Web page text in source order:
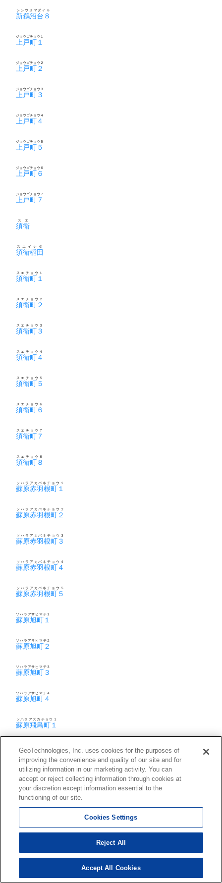
新鵜沼台８
シンウヌマダイ８
上戸町１
ジョウゴチョウ１
上戸町２
ジョウゴチョウ２
上戸町３
ジョウゴチョウ３
上戸町４
ジョウゴチョウ４
上戸町５
ジョウゴチョウ５
上戸町６
ジョウゴチョウ６
上戸町７
ジョウゴチョウ７
須衛
スエ
須衛稲田
スエイナダ
須衛町１
スエチョウ１
須衛町２
スエチョウ２
須衛町３
スエチョウ３
須衛町４
スエチョウ４
須衛町５
スエチョウ５
須衛町６
スエチョウ６
須衛町７
スエチョウ７
須衛町８
スエチョウ８
蘇原赤羽根町１
ソハラアカバネチョウ１
蘇原赤羽根町２
ソハラアカバネチョウ２
蘇原赤羽根町３
ソハラアカバネチョウ３
蘇原赤羽根町４
ソハラアカバネチョウ４
蘇原赤羽根町５
ソハラアカバネチョウ５
蘇原旭町１
ソハラアサヒマチ１
蘇原旭町２
ソハラアサヒマチ２
蘇原旭町３
ソハラアサヒマチ３
蘇原旭町４
ソハラアサヒマチ４
蘇原飛鳥町１
ソハラアズカチョウ１
蘇原飛鳥町２
蘇原飛鳥町３
ソハラアズカチョウ３
蘇原伊吹町１
ソハライブキチョウ１
蘇原伊吹町２
蘇原伊吹町３
ソハラオオシマチョウ１
GeoTechnologies, Inc. uses cookies for the purposes of
improving the convenience and quality of our site and for
utilizing information in our marketing activity. You can
accept or reject collecting information through cookies at
your discretion except information essential to the
functioning of our site.
Cookies Settings
Reject All
Accept All Cookies